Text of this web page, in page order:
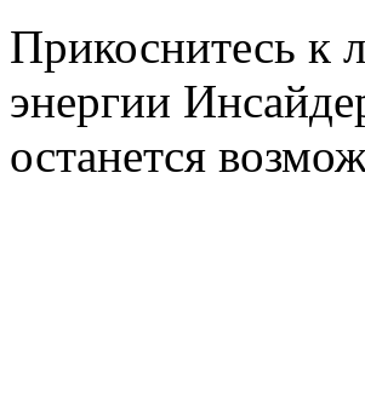
Прикоснитесь к
энергии
останется